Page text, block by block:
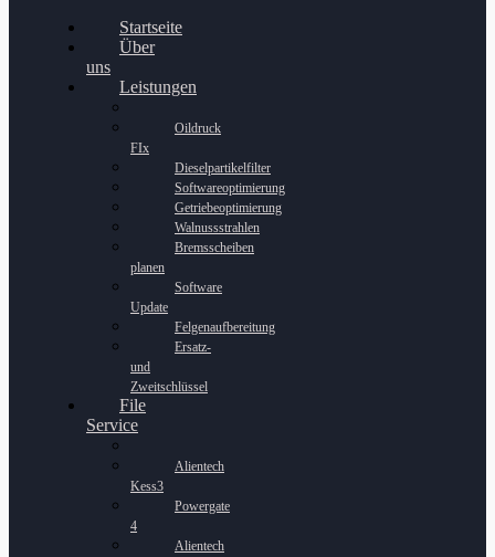
Startseite
Über
uns
Leistungen
Oildruck
FIx
Dieselpartikelfilter
Softwareoptimierung
Getriebeoptimierung
Walnussstrahlen
Bremsscheiben
planen
Software
Update
Felgenaufbereitung
Ersatz-
und
Zweitschlüssel
File
Service
Alientech
Kess3
Powergate
4
Alientech